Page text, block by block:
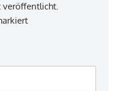
veröffentlicht.